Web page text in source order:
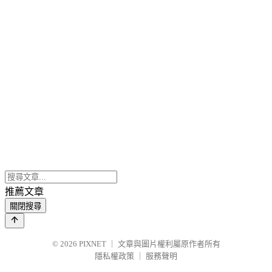
推薦文章
關閉搜尋
© 2026 PIXNET
文章與圖片權利屬原作者所有
隱私權政策
服務聲明